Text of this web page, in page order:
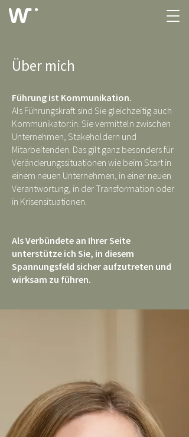
Über mich
Führung ist Kommunikation.
Als Führungskraft sind Sie gleichzeitig auch
Kommunikator:in. Sie vermitteln zwischen
Unternehmen, Stakeholdern und
Mitarbeitenden. Das gilt ganz besonders für
Veränderungssituationen wie beim Start in
einem neuen Unternehmen, in einer neuen
Verantwortung, in der Transformation oder
in Krisensituationen.
Als Verbündete an Ihrer Seite
unterstütze ich Sie, in diesem
Spannungsfeld sicher aufzutreten und
wirksam zu führen.